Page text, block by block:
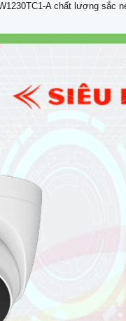
A chất lượng sắc